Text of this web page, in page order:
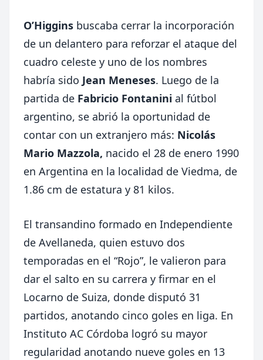
O’Higgins buscaba cerrar la incorporación
de un delantero para reforzar el ataque del
cuadro celeste y uno de los nombres
habría sido Jean Meneses. Luego de la
partida de Fabricio Fontanini al fútbol
argentino, se abrió la oportunidad de
contar con un extranjero más: Nicolás
Mario Mazzola, nacido el 28 de enero 1990
en Argentina en la localidad de Viedma, de
1.86 cm de estatura y 81 kilos.
El transandino formado en Independiente
de Avellaneda, quien estuvo dos
temporadas en el “Rojo”, le valieron para
dar el salto en su carrera y firmar en el
Locarno de Suiza, donde disputó 31
partidos, anotando cinco goles en liga. En
Instituto AC Córdoba logró su mayor
regularidad anotando nueve goles en 13